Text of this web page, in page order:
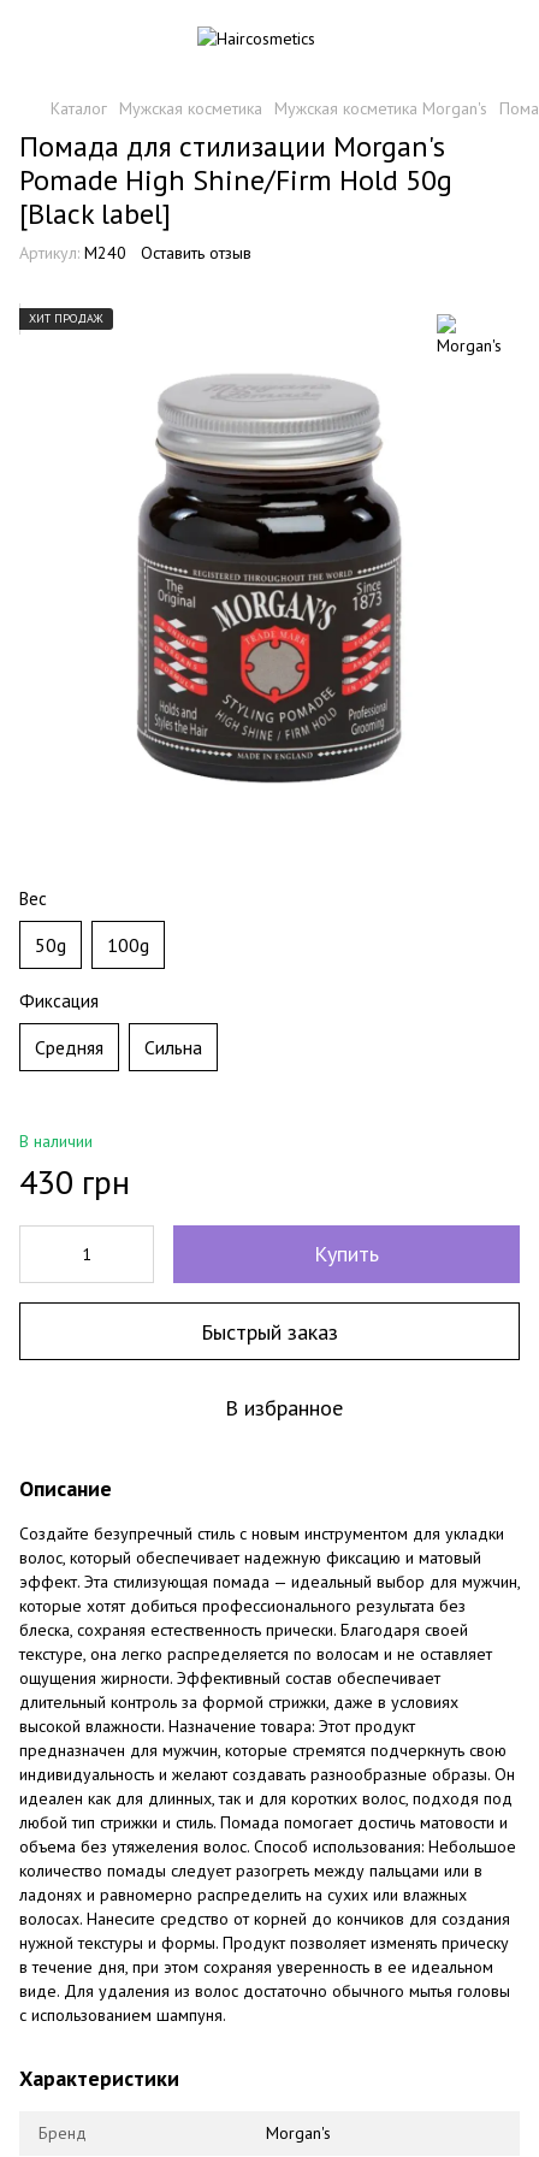
Каталог Мужская косметика Мужская косметика Morgan's
Помада для стилизации Morgan's
Pomade High Shine/Firm Hold 50g
[Black label]
Артикул: M240 Оставить отзыв
ХИТ ПРОДАЖ
Вес
50g 100g
Фиксация
Средняя Сильна
В наличии
430 грн
Купить
Быстрый заказ
В избранное
Описание
Создайте безупречный стиль с новым инструментом для укладки
волос, который обеспечивает надежную фиксацию и матовый
эффект. Эта стилизующая помада — идеальный выбор для мужчин,
которые хотят добиться профессионального результата без
блеска, сохраняя естественность прически. Благодаря своей
текстуре, она легко распределяется по волосам и не оставляет
ощущения жирности. Эффективный состав обеспечивает
длительный контроль за формой стрижки, даже в условиях
высокой влажности. Назначение товара: Этот продукт
предназначен для мужчин, которые стремятся подчеркнуть свою
индивидуальность и желают создавать разнообразные образы. Он
идеален как для длинных, так и для коротких волос, подходя под
любой тип стрижки и стиль. Помада помогает достичь матовости и
объема без утяжеления волос. Способ использования: Небольшое
количество помады следует разогреть между пальцами или в
ладонях и равномерно распределить на сухих или влажных
волосах. Нанесите средство от корней до кончиков для создания
нужной текстуры и формы. Продукт позволяет изменять прическу
в течение дня, при этом сохраняя уверенность в ее идеальном
виде. Для удаления из волос достаточно обычного мытья головы
с использованием шампуня.
Характеристики
Бренд Morgan's